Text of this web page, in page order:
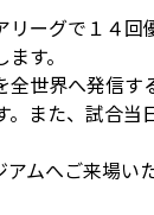
ーグで１４
す。
世界へ発信
また、試合
ムへご来場